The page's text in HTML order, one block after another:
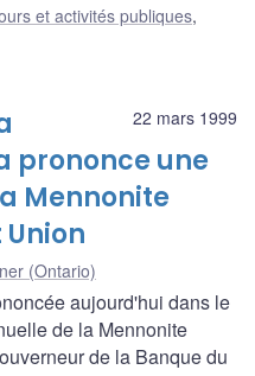
et activités publiques,
22 mars 1999
prononce une
Mennonite
(Ontario)
aujourd'hui dans le
de la Mennonite
de la Banque du